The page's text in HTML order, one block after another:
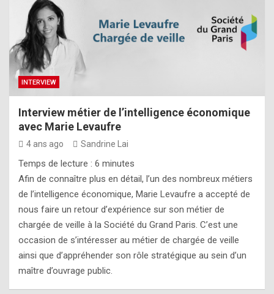
INTERVIEW
Interview métier de l’intelligence économique
avec Marie Levaufre
4 ans ago Sandrine Lai
Temps de lecture : 6 minutes
Afin de connaître plus en détail, l’un des nombreux métiers
de l’intelligence économique, Marie Levaufre a accepté de
nous faire un retour d’expérience sur son métier de
chargée de veille à la Société du Grand Paris. C’est une
occasion de s’intéresser au métier de chargée de veille
ainsi que d’appréhender son rôle stratégique au sein d’un
maître d’ouvrage public.